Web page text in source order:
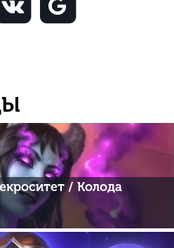
/ Колода